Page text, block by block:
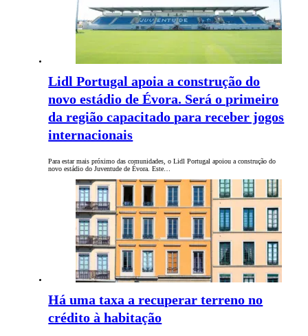
Lidl Portugal apoia a construção do
novo estádio de Évora. Será o primeiro
da região capacitado para receber jogos
internacionais
Para estar mais próximo das comunidades, o Lidl Portugal apoiou a construção do
novo estádio do Juventude de Évora. Este…
Há uma taxa a recuperar terreno no
crédito à habitação